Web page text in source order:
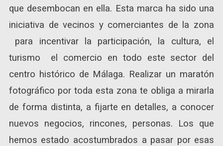
que desembocan en ella. Esta marca ha sido una
iniciativa de vecinos y comerciantes de la zona
para incentivar la participación, la cultura, el
turismo el comercio en todo este sector del
centro histórico de Málaga. Realizar un maratón
fotográfico por toda esta zona te obliga a mirarla
de forma distinta, a fijarte en detalles, a conocer
nuevos negocios, rincones, personas. Los que
hemos estado acostumbrados a pasar por esas